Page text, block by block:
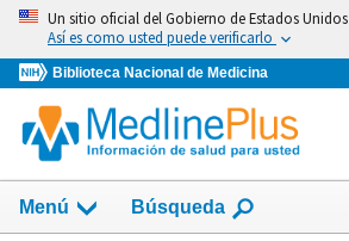
Omita
vaya
al
Contenido
Un sitio oficial del Gobierno de Estados Unidos
Así es como usted puede verificarlo
Biblioteca Nacional de Medicina
Menú Búsqueda